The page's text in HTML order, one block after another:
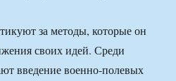
за методы, которые он
своих идей. Среди
введение военно-полевых